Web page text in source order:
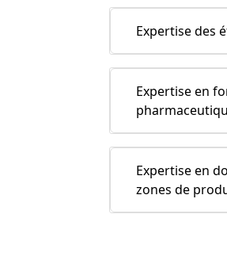
Expertise des
Expertise en
Expertise en
zones de